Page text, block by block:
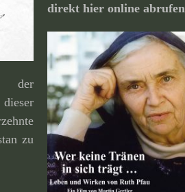
der
zu
direkt hier online abrufen